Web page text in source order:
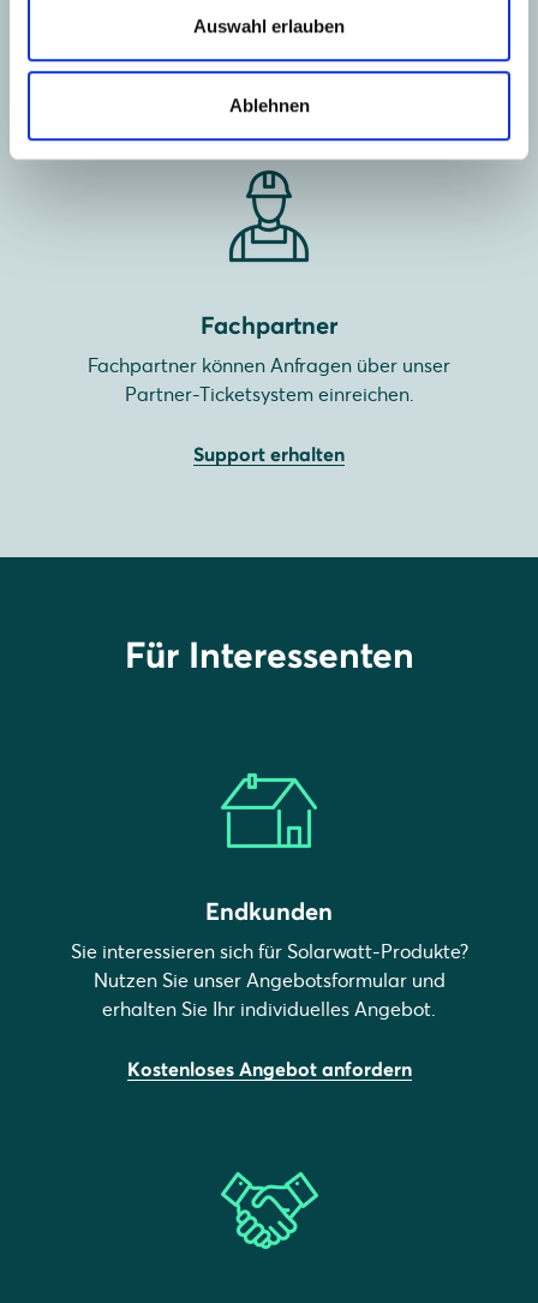
Auswahl erlauben
Ablehnen
um Unterstützung anzufragen.
Support erhalten
Fachpartner
Fachpartner können Anfragen über unser
Partner-Ticketsystem einreichen.
Support erhalten
Für Interessenten
Endkunden
Sie interessieren sich für Solarwatt-Produkte?
Nutzen Sie unser Angebotsformular und
erhalten Sie Ihr individuelles Angebot.
Kostenloses Angebot anfordern